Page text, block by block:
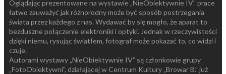
Oglądając prezentowane na wystawie „NieObiektywnie IV” prace
łatwo zauważyć jak różnorodny może być sposób postrzegania
świata przez każdego z nas. Wydawać by się mogło, że aparat to
bezduszne połączenie elektroniki i optyki. Jednak w rzeczywistości
dzięki niemu, rysując światłem, fotograf może pokazać to, co widzi i
czuje.
Autorami wystawy „NieObiektywnie IV” są członkowie grupy
„FotoObiektywni”, działającej w Centrum Kultury „Browar B.” już